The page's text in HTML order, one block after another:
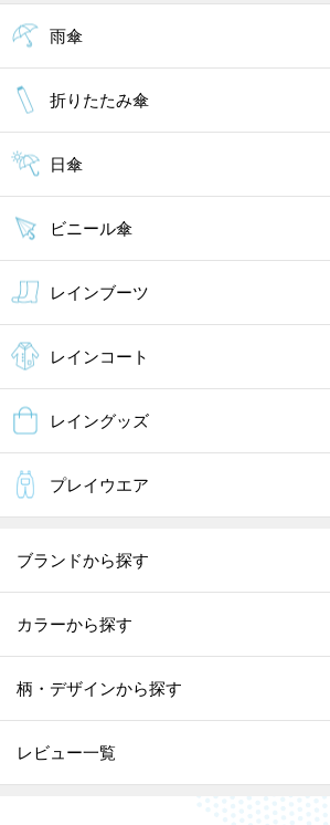
雨傘
折りたたみ傘
日傘
ビニール傘
レインブーツ
レインコート
レイングッズ
プレイウエア
ブランドから探す
カラーから探す
柄・デザインから探す
レビュー一覧